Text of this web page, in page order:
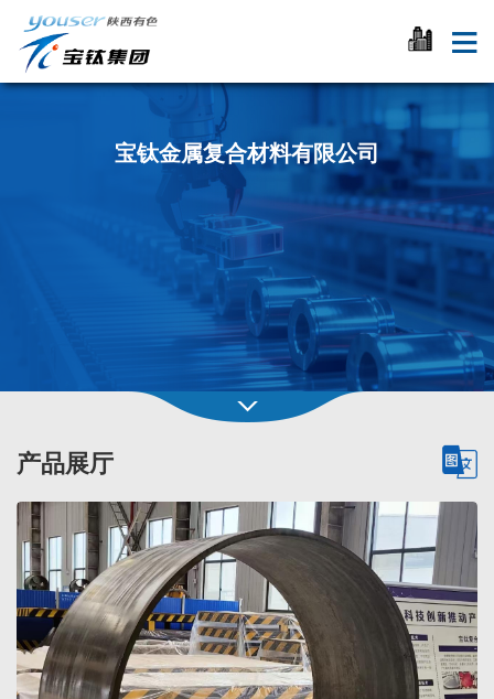
宝钛金属复合材料有限公司
产品展厅